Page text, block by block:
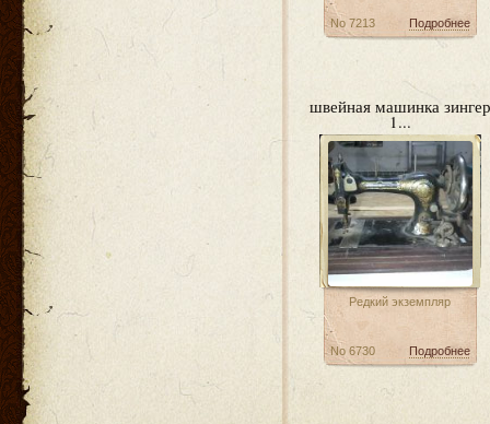
Подробнее
No 7213
швейная машинка
1...
Редкий экземпляр
Подробнее
No 6730